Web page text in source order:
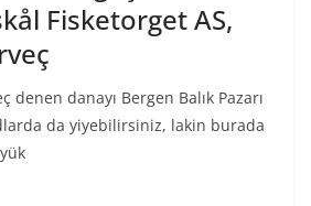
Fisketorget AS,
denen danayı Bergen Balık Pazarı
da yiyebilirsiniz, lakin burada